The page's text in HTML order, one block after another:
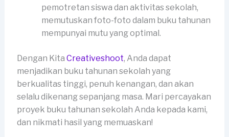
pemotretan siswa dan aktivitas sekolah,
memutuskan foto-foto dalam buku tahunan
mempunyai mutu yang optimal.
Dengan Kita Creativeshoot, Anda dapat
menjadikan buku tahunan sekolah yang
berkualitas tinggi, penuh kenangan, dan akan
selalu dikenang sepanjang masa. Mari percayakan
proyek buku tahunan sekolah Anda kepada kami,
dan nikmati hasil yang memuaskan!